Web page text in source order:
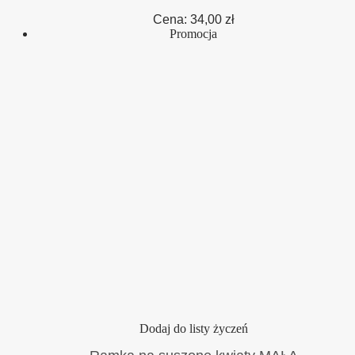
Cena: 34,00 zł
Promocja
Dodaj do listy życzeń